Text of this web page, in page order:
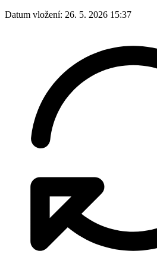
Datum vložení: 26. 5. 2026 15:37